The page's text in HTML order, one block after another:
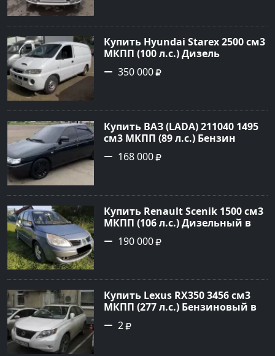
Авторынок23
Купить Hyundai Starex 2500 см3
МКПП (100 л.с.) Дизель
турбонаддув в Краснодар:
цвет белый Фургон 2014 года
Авторынок23
350 000
Купить ВАЗ (LADA) 211040 1495
см3 МКПП (89 л.с.) Бензин
инжектор в Краснодвр: цвет
Черный Седан 2007 года по
Авторынок23
168 000
Купить Renault Scenik 1500 см3
МКПП (106 л.с.) Дизельный в
Белореченск: цвет Голубой
Универсал 2007 года по цене
190 000
Купить Lexus RX350 3456 см3
МКПП (277 л.с.) Бензиновый в
Краснодар: цвет
Перламутрово-белый
2